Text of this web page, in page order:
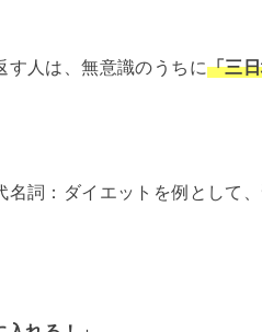
す人は、無意識のうちに「三
詞：ダイエットを例として、